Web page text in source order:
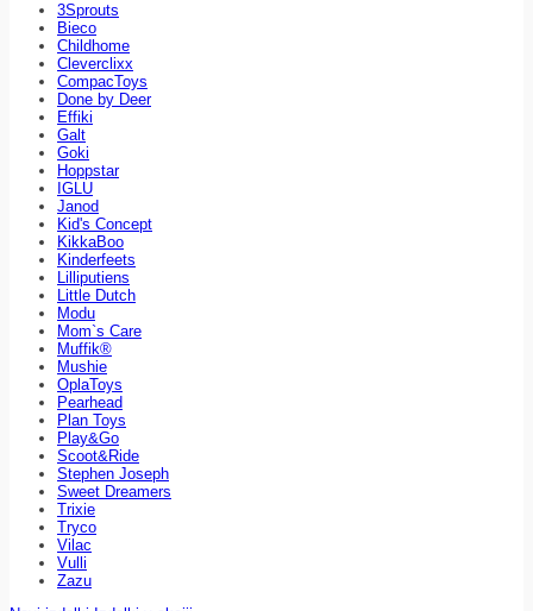
3Sprouts
Bieco
Childhome
Cleverclixx
CompacToys
Done by Deer
Effiki
Galt
Goki
Hoppstar
IGLU
Janod
Kid's Concept
KikkaBoo
Kinderfeets
Lilliputiens
Little Dutch
Modu
Mom`s Care
Muffik®
Mushie
OplaToys
Pearhead
Plan Toys
Play&Go
Scoot&Ride
Stephen Joseph
Sweet Dreamers
Trixie
Tryco
Vilac
Vulli
Zazu